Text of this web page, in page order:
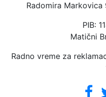
Radomira Markovica
PIB:
Matični
Radno vreme za